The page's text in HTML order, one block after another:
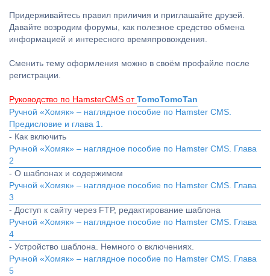
Придерживайтесь правил приличия и приглашайте друзей.
Давайте возродим форумы, как полезное средство обмена
информацией и интересного времяпровождения.
Сменить тему оформления можно в своём профайле после
регистрации.
Руководство по HamsterCMS от TomoTomoTan
Ручной «Хомяк» – наглядное пособие по Hamster CMS.
Предисловие и глава 1.
- Как включить
Ручной «Хомяк» – наглядное пособие по Hamster CMS. Глава
2
- О шаблонах и содержимом
Ручной «Хомяк» – наглядное пособие по Hamster CMS. Глава
3
- Доступ к сайту через FTP, редактирование шаблона
Ручной «Хомяк» – наглядное пособие по Hamster CMS. Глава
4
- Устройство шаблона. Немного о включениях.
Ручной «Хомяк» – наглядное пособие по Hamster CMS. Глава
5